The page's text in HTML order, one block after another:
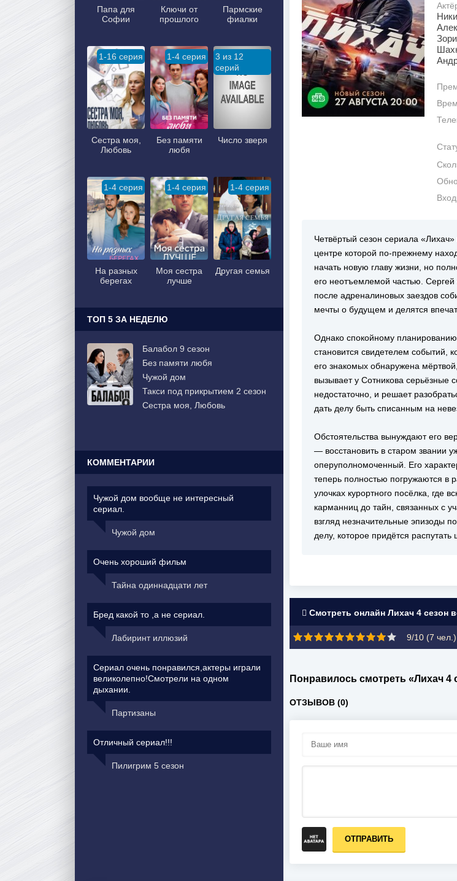
Четвёртый сезон сериала
центре которой по‐прежнему
начать новую главу жизни, но
его неотъемлемой частью. Сергей
после адреналиновых заездов
мечты о будущем и делятся
Однако спокойному
становится свидетелем событий,
его знакомых обнаружена
вызывает у Сотникова серьёзные
недостаточно, и решает
дать делу быть списанным на
Обстоятельства вынуждают его
— восстановить в старом звании
оперуполномоченный. Его
теперь полностью погружаются в
улочках курортного посёлка, где
карманниц до тайн, связанных с
взгляд незначительные эпизоды
делу, которое придётся распутать
Смотреть онлайн Лихач 4 сезон
9/10 (7 чел.)
Понравилось смотреть «Лихач 4
ОТЗЫВОВ (0)
ОТПРАВИТЬ
Папа для
Софии
Ключи от
прошлого
Пармские
фиалки
1-16 серия
Сестра моя,
Любовь
1-4 серия
Без памяти
любя
3 из 12
серий
Число зверя
1-4 серия
На разных
берегах
1-4 серия
Моя сестра
лучше
1-4 серия
Другая семья
ТОП 5 ЗА НЕДЕЛЮ
Балабол 9 сезон
Без памяти любя
Чужой дом
Такси под прикрытием 2 сезон
Сестра моя, Любовь
КОММЕНТАРИИ
Чужой дом вообще не интересный
сериал.
Чужой дом
Очень хороший фильм
Тайна одиннадцати лет
Бред какой то ,а не сериал.
Лабиринт иллюзий
Сериал очень понравился,актеры играли
великолепно!Смотрели на одном
дыхании.
Партизаны
Отличный сериал!!!
Пилигрим 5 сезон